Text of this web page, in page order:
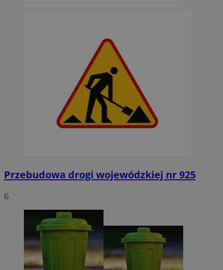
Przebudowa drogi wojewódzkiej nr 925
6